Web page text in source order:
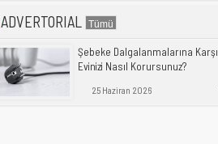
ADVERTORIAL
Şebeke Dalgalanmalarına Karşı
Evinizi Nasıl Korursunuz?
25 Haziran 2026